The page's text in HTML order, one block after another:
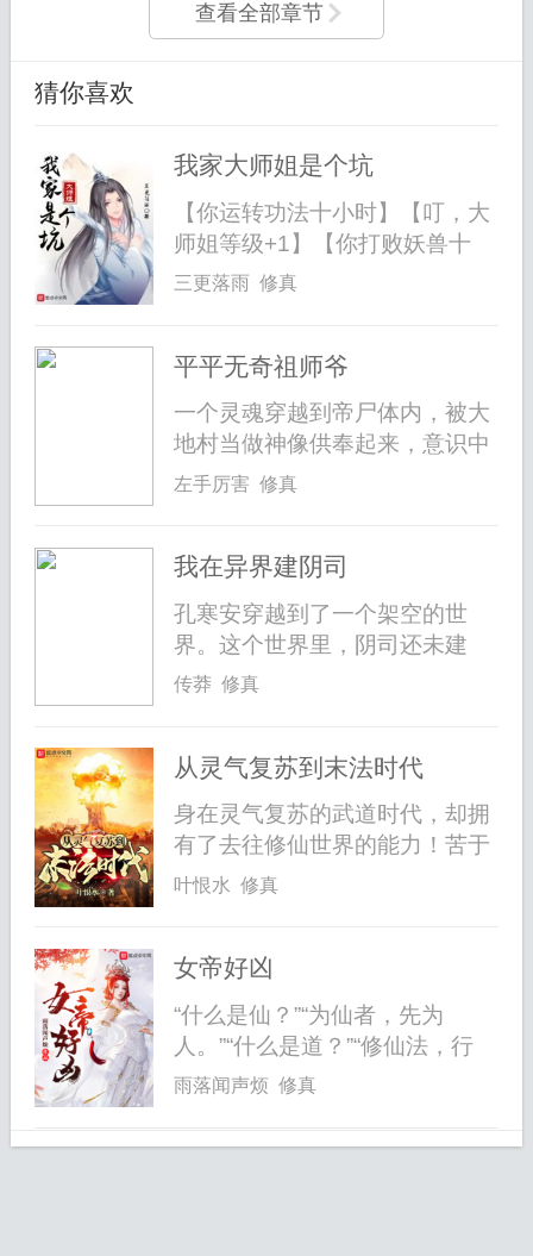
查看全部章节
猜你喜欢
我家大师姐是个坑
【你运转功法十小时】【叮，大
师姐等级+1】【你打败妖兽十
只】【叮...
三更落雨 修真
平平无奇祖师爷
一个灵魂穿越到帝尸体内，被大
地村当做神像供奉起来，意识中
凭空多...
左手厉害 修真
我在异界建阴司
孔寒安穿越到了一个架空的世
界。这个世界里，阴司还未建
立，人间百...
传莽 修真
从灵气复苏到末法时代
身在灵气复苏的武道时代，却拥
有了去往修仙世界的能力！苦于
没有习...
叶恨水 修真
女帝好凶
“什么是仙？”“为仙者，先为
人。”“什么是道？”“修仙法，行
侠...
雨落闻声烦 修真